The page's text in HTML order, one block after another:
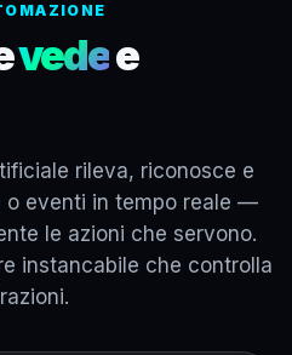
vedee
rileva, riconosce e
eventi in tempo reale —
le azioni che servono.
instancabile che controlla